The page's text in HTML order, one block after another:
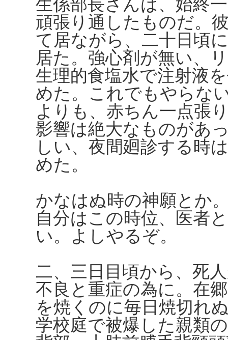
生係部長さんは、始終
頑張り通したものだ。
て居ながら、二十日頃
居た。強心剤が無い、
生理的食塩水で注射液
めた。これでもやらな
よりも、赤ちん一点張
影響は絶大なものがあ
しい、夜間廻診する時
めた。
かなはぬ時の神願とか
自分はこの時位、医者
い。よしやるぞ。
二、三日目頃から、死
不良と重症の為に。在
を焼くのに毎日焼切れ
学校庭で被爆した親類